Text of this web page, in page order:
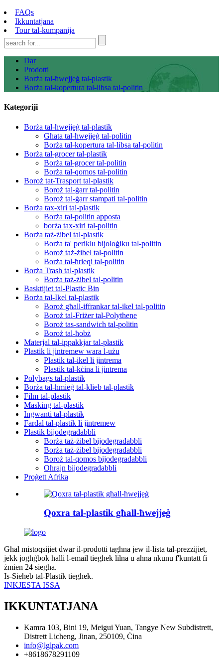
FAQs
Ikkuntatjana
Tour tal-kumpanija
Dar
Prodotti
Borża tal-ħwejjeġ tal-plastik
Borża tal-kopertura tal-libsa tal-politin
Kategoriji
Borża tal-ħwejjeġ tal-plastik
Għata tal-ħwejjeġ tal-politin
Borża tal-kopertura tal-libsa tal-politin
Borża tal-grocer tal-plastik
Borża tal-grocer tal-politin
Borża tal-qomos tal-politin
Boroż tat-Trasport tal-plastik
Boroż tal-ġarr tal-politin
Boroż tal-ġarr stampati tal-politin
Borża tax-xiri tal-plastik
Borża tal-politin apposta
borża tax-xiri tal-politin
Borża taż-żibel tal-plastik
Borża ta' periklu bijoloġiku tal-politin
Boroż taż-żibel tal-politin
Borża tal-ħrieqi tal-politin
Borża Trash tal-plastik
Borża taż-żibel tal-politin
Basktijiet tal-Plastic Bin
Borża tal-Ikel tal-plastik
Boroż għall-iffrankar tal-ikel tal-politin
Boroż tal-Friżer tal-Polythene
Boroż tas-sandwich tal-politin
Boroż tal-ħobż
Materjal tal-ippakkjar tal-plastik
Plastik li jintremew wara l-użu
Plastik tal-ikel li jintrema
Plastik tal-kċina li jintrema
Polybags tal-plastik
Borża tal-ħmieġ tal-klieb tal-plastik
Film tal-plastik
Masking tal-plastik
Ingwanti tal-plastik
Fardal tal-plastik li jintremew
Plastik bijodegradabbli
Borża taż-żibel bijodegradabbli
Borża taż-żibel bijodegradabbli
Boroż tal-qomos bijodegradabbli
Oħrajn bijodegradabbli
Proġett Afrika
Qoxra tal-plastik għall-ħwejjeġ
Għal mistoqsijiet dwar il-prodotti tagħna jew il-lista tal-prezzijiet,
jekk jogħġbok ħalli l-email tiegħek lilna u aħna nkunu f'kuntatt fi
żmien 24 siegħa.
Is-Sieħeb tal-Plastik tiegħek.
INKJESTA ISSA
IKKUNTATJANA
Kamra 103, Bini 19, Meigui Yuan, Tangye New Subdistrett,
Distrett Licheng, Jinan, 250109, Ċina
info@lglpak.com
+8618678291109